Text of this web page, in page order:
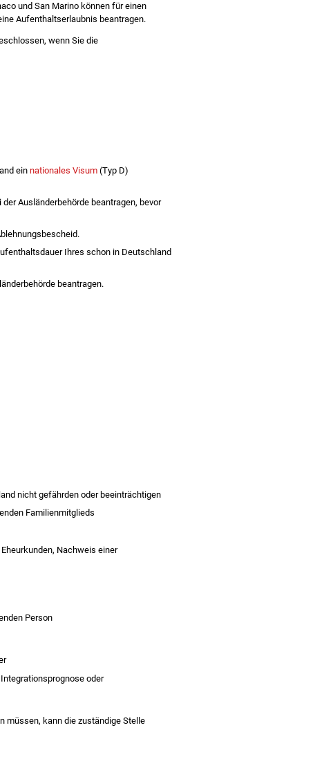
und San Marino können für einen
Aufenthaltserlaubnis beantragen.
wenn Sie die
einnationales Visum(Typ D)
Ausländerbehörde beantragen, bevor
Ihres schon in Deutschland
beantragen.
nicht gefährden oder beeinträchtigen
Familienmitglieds
Nachweis einer
Person
oder
müssen, kann die zuständige Stelle